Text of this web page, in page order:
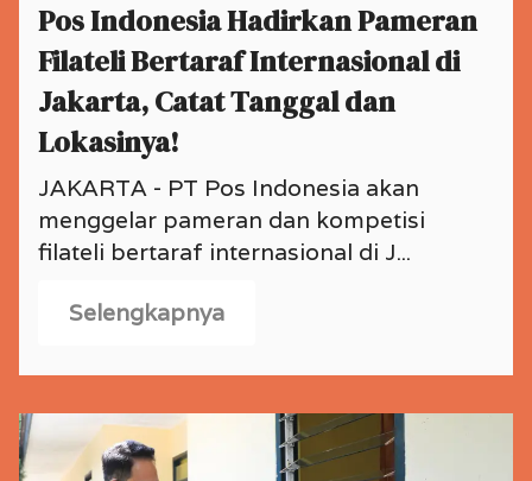
Pos Indonesia Hadirkan Pameran
Filateli Bertaraf Internasional di
Jakarta, Catat Tanggal dan
Lokasinya!
JAKARTA - PT Pos Indonesia akan
menggelar pameran dan kompetisi
filateli bertaraf internasional di J...
Selengkapnya